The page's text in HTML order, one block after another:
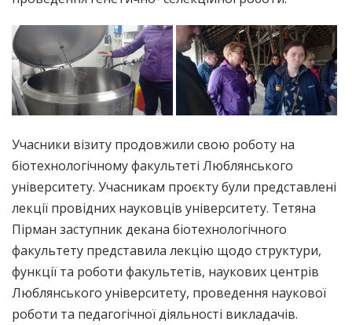
Учасники візиту продовжили свою роботу на
біотехнологічному факультеті Люблянського
університету. Учасникам проєкту були представлені
лекції провідних науковців університету. Тетяна
Пірман заступник декана біотехнологічного
факультету представила лекцію щодо структури,
функції та роботи факультетів, наукових центрів
Люблянського університету, проведення наукової
роботи та педагогічної діяльності викладачів.